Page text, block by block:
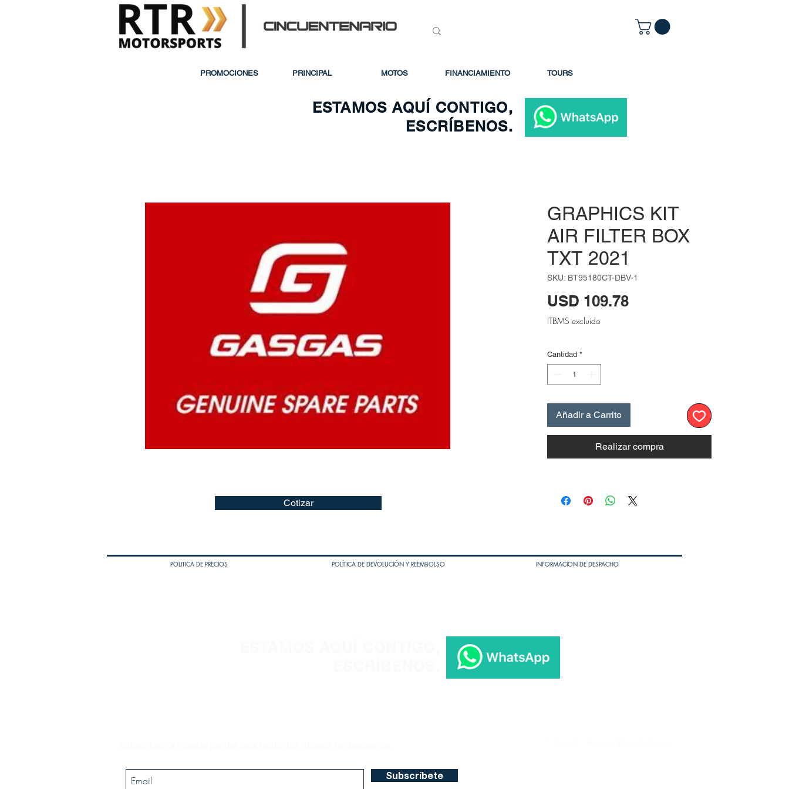
PROMOCIONES PRINCIPAL MOTOS FINANCIAMIENTO TOURS
GRAPHICS KIT
AIR FILTER BOX
TXT 2021
SKU: BT95180CT-DBV-1
USD 109.78Precio
ITBMS excluido
Cantidad *
Añadir a Carrito
Realizar compra
ESTAMOS AQUÍ CONTIGO,
ESCRÍBENOS.
Cotizar
POLITICA DE PRECIOS POLÍTICA DE DEVOLUCIÓN Y REEMBOLSO INFORMACION DE DESPACHO
Subscríbete